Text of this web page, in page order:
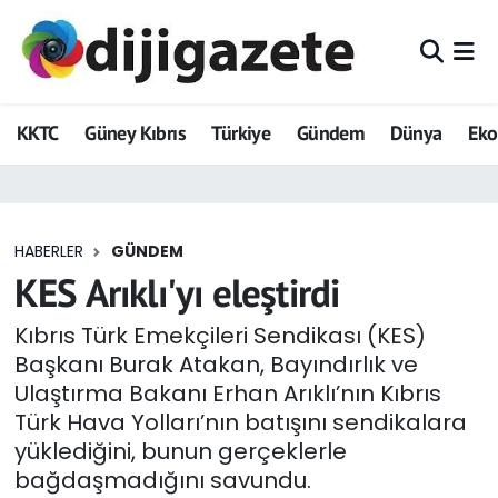
KKTC Güney Kıbrıs Türkiye Gündem Dünya
HABERLER GÜNDEM
KES Arıklı'yı eleştirdi
Kıbrıs Türk Emekçileri Sendikası (KES)
Başkanı Burak Atakan, Bayındırlık ve
Ulaştırma Bakanı Erhan Arıklı’nın Kıbrıs
Türk Hava Yolları’nın batışını sendikalara
yüklediğini, bunun gerçeklerle
bağdaşmadığını savundu.
ADVERTORIAL
Dijigazete
Eğitim
Ekonomi
Foto Galeri
GEZİ
Güncel
Hava Durumu
Trafik Durumu
Tüm Manşetler
Son Dakika Haberleri
Haber Arşivi